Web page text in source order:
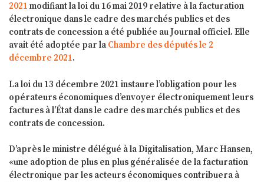
2021 modifiant la loi du 16 mai 2019 relative à la facturation
électronique dans le cadre des marchés publics et des
contrats de concession a été publiée au Journal officiel. Elle
avait été adoptée par la Chambre des députés le 2
décembre 2021.
La loi du 13 décembre 2021 instaure l’obligation pour les
opérateurs économiques d’envoyer électroniquement leurs
factures à l’État dans le cadre des marchés publics et des
contrats de concession.
D’après le ministre délégué à la Digitalisation, Marc Hansen,
«une adoption de plus en plus généralisée de la facturation
électronique par les acteurs économiques contribuera à